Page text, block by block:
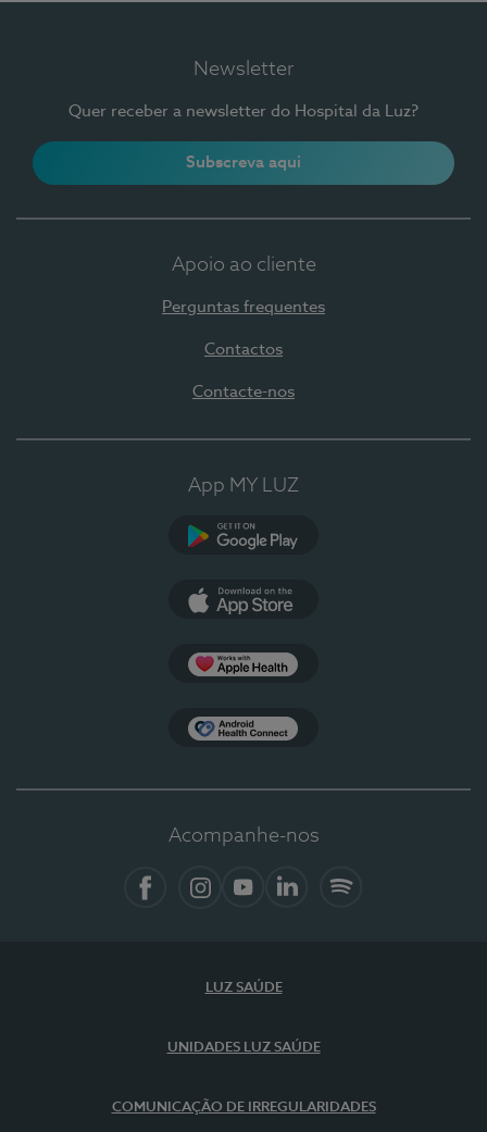
Newsletter
Quer receber a newsletter do Hospital da Luz?
Subscreva aqui
Apoio ao cliente
Perguntas frequentes
Contactos
Contacte-nos
App MY LUZ
Acompanhe-nos
LUZ SAÚDE
UNIDADES LUZ SAÚDE
COMUNICAÇÃO DE IRREGULARIDADES